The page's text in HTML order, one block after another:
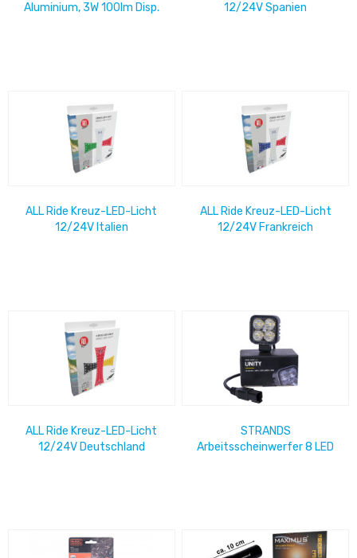
Aluminium, 3W 100lm Disp.
12/24V Spanien
ALL Ride Kreuz-LED-Licht
12/24V Italien
ALL Ride Kreuz-LED-Licht
12/24V Frankreich
ALL Ride Kreuz-LED-Licht
12/24V Deutschland
STRANDS
Arbeitsscheinwerfer 8 LED